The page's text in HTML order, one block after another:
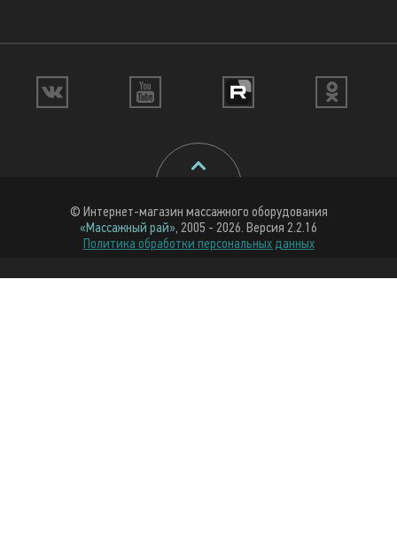
© Интернет-магазин массажного оборудования
«Массажный рай», 2005 - 2026. Версия 2.2.16
Политика обработки персональных данных